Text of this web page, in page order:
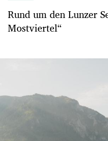
Rund um den Lunzer
Mostviertel“